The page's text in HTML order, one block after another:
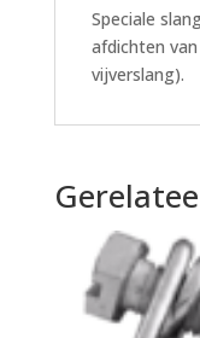
Speciale
afdichten
vijverslang).